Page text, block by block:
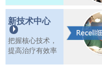
新技术中心
把握核心技术，
提高治疗有效率